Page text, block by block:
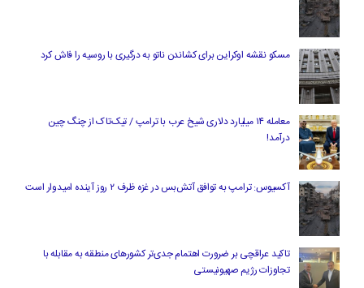
مسکو نقشه اوکراین برای کشاندن ناتو به درگیری با روسیه را فاش کرد
معامله ۱۴ میلیارد دلاری شیخ عرب با ترامپ / تیک‌تاک از چنگ چین
درآمد!
آکسیوس: ترامپ به توافق آتش‌بس در غزه ظرف ۲ روز آینده امیدوار است
تاکید عراقچی بر ضرورت اهتمام جدی‌تر کشورهای منطقه به مقابله با
تجاوزات رژیم صهیونیستی